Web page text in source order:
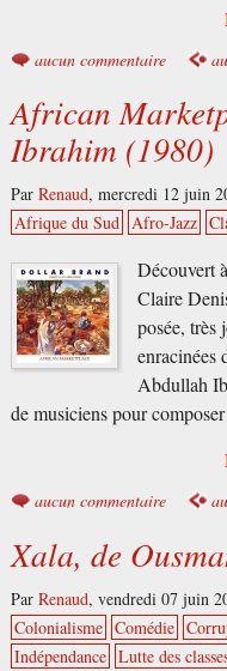
aucun commentaire
African
Ibrahim (1980)
Par Renaud, mercredi 12 juin
Afrique du Sud Afro-Jazz
Découvert
Claire
posée, très
enracinées
Abdullah
de musiciens pour
aucun commentaire
Xala, de
Par Renaud, vendredi 07 juin
Colonialisme Comédie
Indépendance Lutte des